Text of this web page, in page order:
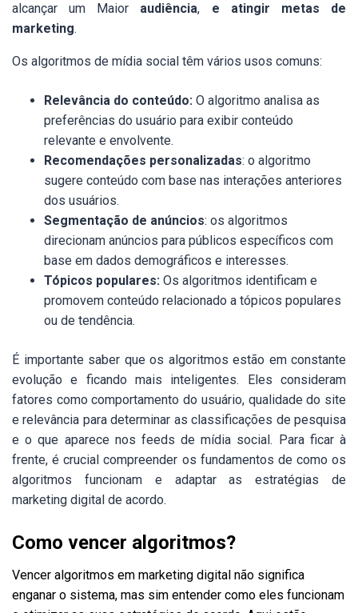
alcançar um Maior audiência, e atingir metas de
marketing.
Os algoritmos de mídia social têm vários usos comuns:
Relevância do conteúdo: O algoritmo analisa as
preferências do usuário para exibir conteúdo
relevante e envolvente.
Recomendações personalizadas: o algoritmo
sugere conteúdo com base nas interações anteriores
dos usuários.
Segmentação de anúncios: os algoritmos
direcionam anúncios para públicos específicos com
base em dados demográficos e interesses.
Tópicos populares: Os algoritmos identificam e
promovem conteúdo relacionado a tópicos populares
ou de tendência.
É importante saber que os algoritmos estão em constante
evolução e ficando mais inteligentes. Eles consideram
fatores como comportamento do usuário, qualidade do site
e relevância para determinar as classificações de pesquisa
e o que aparece nos feeds de mídia social. Para ficar à
frente, é crucial compreender os fundamentos de como os
algoritmos funcionam e adaptar as estratégias de
marketing digital de acordo.
Como vencer algoritmos?
Vencer algoritmos em marketing digital não significa
enganar o sistema, mas sim entender como eles funcionam